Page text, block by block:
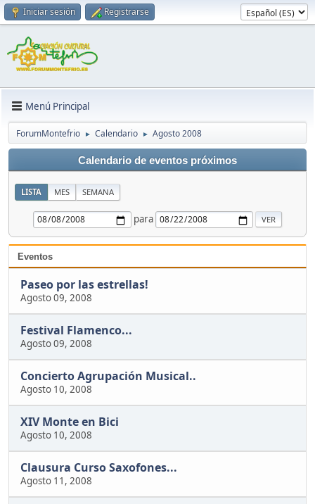
Iniciar sesión Registrarse
Menú Principal
ForumMontefrio ► Calendario ► Agosto 2008
Calendario de eventos próximos
LISTA MES SEMANA
para
Eventos
Paseo por las estrellas!
Agosto 09, 2008
Festival Flamenco...
Agosto 09, 2008
Concierto Agrupación Musical..
Agosto 10, 2008
XIV Monte en Bici
Agosto 10, 2008
Clausura Curso Saxofones...
Agosto 11, 2008